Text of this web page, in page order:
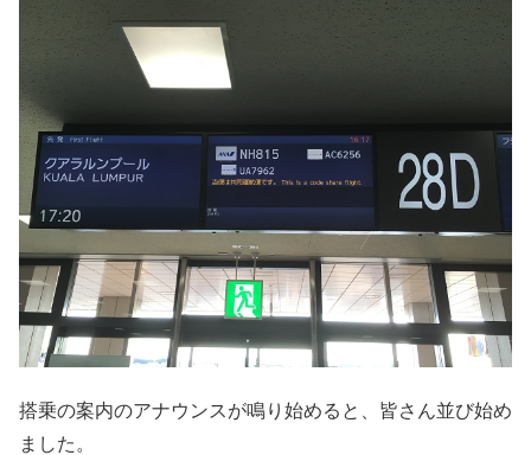
搭乗の案内のアナウンスが鳴り始めると、皆さん並び始め
ました。